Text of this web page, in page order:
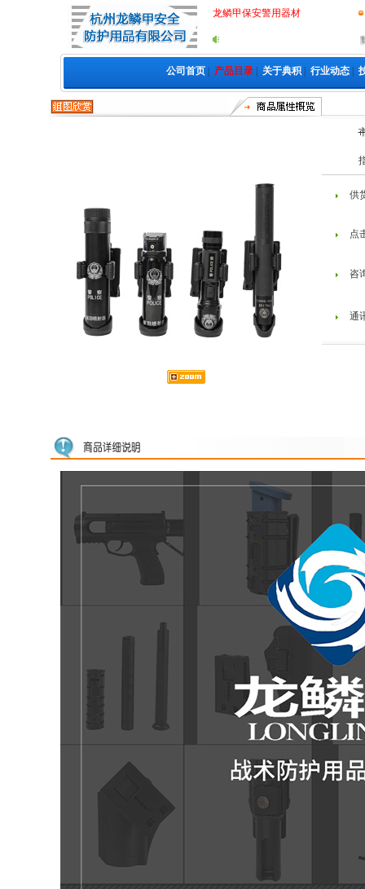
龙鳞甲保安警用器材
我公司
公司首页| 产品目录| 关于典积| 行业动态|
供
点
咨
通